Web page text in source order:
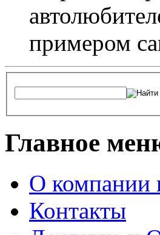
примером
Главное
О компании
Контакты